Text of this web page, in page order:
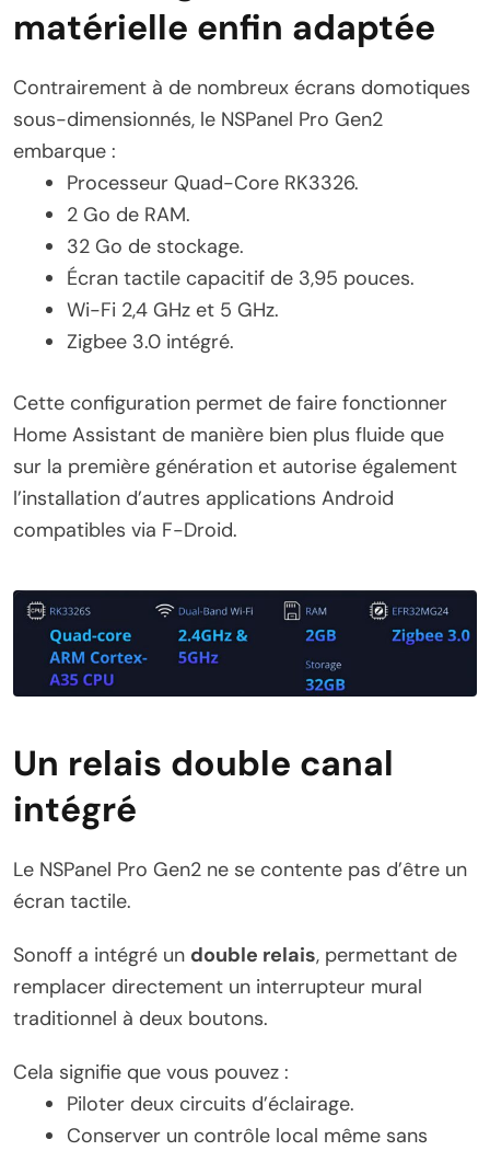
matérielle enfin adaptée
Contrairement à de nombreux écrans domotiques
sous-dimensionnés, le NSPanel Pro Gen2
embarque :
Processeur Quad-Core RK3326.
2 Go de RAM.
32 Go de stockage.
Écran tactile capacitif de 3,95 pouces.
Wi-Fi 2,4 GHz et 5 GHz.
Zigbee 3.0 intégré.
Cette configuration permet de faire fonctionner
Home Assistant de manière bien plus fluide que
sur la première génération et autorise également
l’installation d’autres applications Android
compatibles via F-Droid.
Un relais double canal
intégré
Le NSPanel Pro Gen2 ne se contente pas d’être un
écran tactile.
Sonoff a intégré un double relais, permettant de
remplacer directement un interrupteur mural
traditionnel à deux boutons.
Cela signifie que vous pouvez :
Piloter deux circuits d’éclairage.
Conserver un contrôle local même sans